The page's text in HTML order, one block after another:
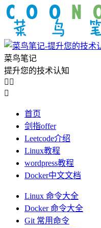
菜鸟笔记
提升您的技术认知
 

首页
剑指offer
Leetcode介绍
Linux教程
wordpress教程
Docker中文文档
Linux 命令大全
Docker 命令大全
Git 常用命令